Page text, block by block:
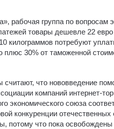
рабочая группа по вопросам
товары дешевле 22
килограммов потребуют
плюс 30% от таможенной
считают, что нововведение
компаний интернет-
экономического союза
конкуренции
потому что пока